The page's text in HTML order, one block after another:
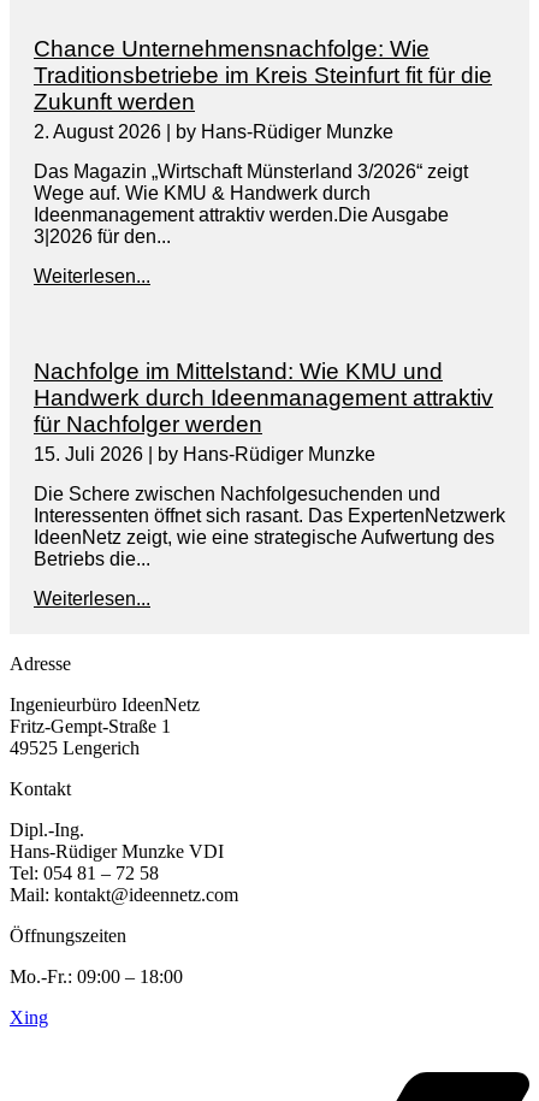
Chance Unternehmensnachfolge: Wie
Traditionsbetriebe im Kreis Steinfurt fit für die
Zukunft werden
2. August 2026
by Hans-Rüdiger Munzke
Das Magazin „Wirtschaft Münsterland 3/2026“ zeigt
Wege auf. Wie KMU & Handwerk durch
Ideenmanagement attraktiv werden.Die Ausgabe
3|2026 für den...
Weiterlesen...
Nachfolge im Mittelstand: Wie KMU und
Handwerk durch Ideenmanagement attraktiv
für Nachfolger werden
15. Juli 2026
by Hans-Rüdiger Munzke
Die Schere zwischen Nachfolgesuchenden und
Interessenten öffnet sich rasant. Das ExpertenNetzwerk
IdeenNetz zeigt, wie eine strategische Aufwertung des
Betriebs die...
Weiterlesen...
Adresse
Ingenieurbüro IdeenNetz
Fritz-Gempt-Straße 1
49525 Lengerich
Kontakt
Dipl.-Ing.
Hans-Rüdiger Munzke VDI
Tel: 054 81 – 72 58
Mail: kontakt@ideennetz.com
Öffnungszeiten
Mo.-Fr.: 09:00 – 18:00
Xing